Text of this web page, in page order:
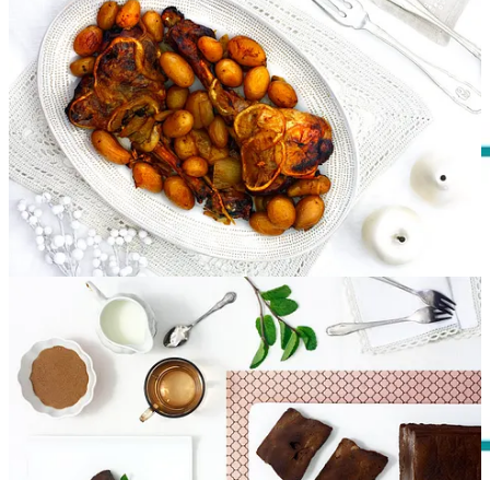
Mediodía:Verduras asadas| Carcamusas| Fresas
Merienda: Fruta variada
Cena:Ratatouille
Martes
Lentejas con hortalizas y leche de coco
| Lubina al horno |
Merienda: Fruta variada
Cena:
Sopa de cebolla